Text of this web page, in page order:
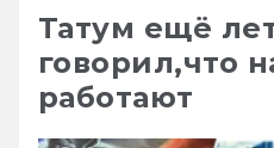
Татум ещё
говорил,что
работают